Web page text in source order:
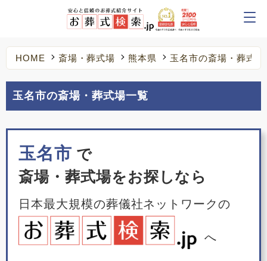
HOME 斎場・葬式場 熊本県 玉名市の斎場・葬式場
玉名市の斎場・葬式場一覧
玉名市 で
斎場・葬式場をお探しなら
日本最大規模の葬儀社ネットワークの
へ